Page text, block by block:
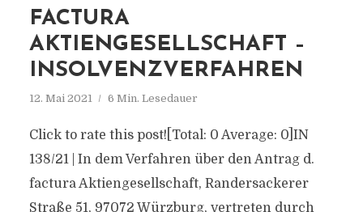
FACTURA
AKTIENGESELLSCHAFT –
INSOLVENZVERFAHREN
12. Mai 2021 6 Min. Lesedauer
Click to rate this post![Total: 0 Average: 0]IN
138/21 | In dem Verfahren über den Antrag d.
factura Aktiengesellschaft, Randersackerer
Straße 51, 97072 Würzburg, vertreten durch